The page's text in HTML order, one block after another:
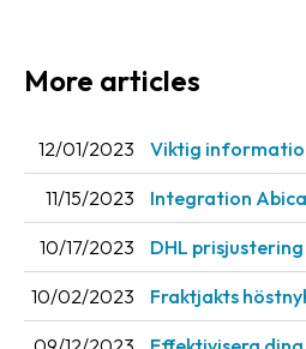
Terms
and
Privacy
Prohibited
and
dangerous
content
More articles
12/01/2023 Viktig
11/15/2023 Integration
10/17/2023 DHL prisjustering
10/02/2023 Fraktjakts